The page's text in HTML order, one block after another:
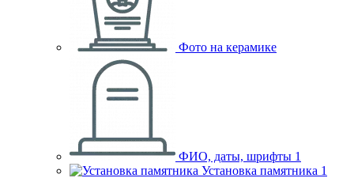
Фото на керамике
ФИО, даты, шрифты 1
Установка памятника 1